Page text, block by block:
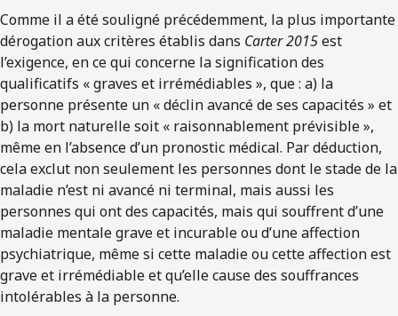
Comme il a été souligné précédemment, la plus importante
dérogation aux critères établis dans Carter 2015est
l’exigence, en ce qui concerne la signification des
qualificatifs « graves et irrémédiables », que : a) la
personne présente un « déclin avancé de ses capacités » et
b) la mort naturelle soit « raisonnablement prévisible »,
même en l’absence d’un pronostic médical. Par déduction,
cela exclut non seulement les personnes dont le stade de la
maladie n’est ni avancé ni terminal, mais aussi les
personnes qui ont des capacités, mais qui souffrent d’une
maladie mentale grave et incurable ou d’une affection
psychiatrique, même si cette maladie ou cette affection est
grave et irrémédiable et qu’elle cause des souffrances
intolérables à la personne.